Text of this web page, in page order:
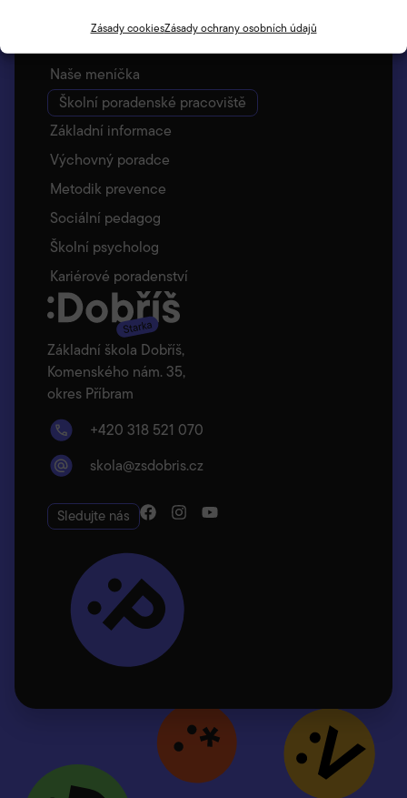
Zásady cookiesZásady ochrany osobních údajů
Základní škola Dobříš,
Komenského nám. 35,
okres Příbram
+420 318 521 070
skola@zsdobris.cz
Sledujte nás
Naše meníčka
Školní poradenské pracoviště
Základní informace
Výchovný poradce
Metodik prevence
Sociální pedagog
Školní psycholog
Kariérové poradenství